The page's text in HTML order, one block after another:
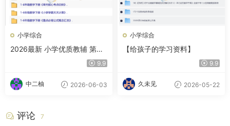
小学综合
2026最新 小学优质教辅 第二
9.9
中二柚 2026-06-03
小学综合
【给孩子的学习资料】
9.9
久未见 2026-05-22
评论 7